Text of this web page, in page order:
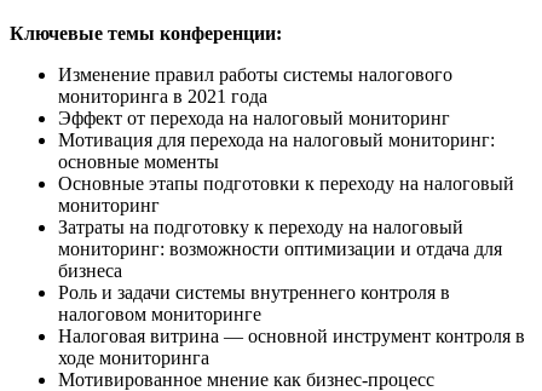
Ключевые темы конференции:
Изменение правил работы системы налогового
мониторинга в 2021 года
Эффект от перехода на налоговый мониторинг
Мотивация для перехода на налоговый мониторинг:
основные моменты
Основные этапы подготовки к переходу на налоговый
мониторинг
Затраты на подготовку к переходу на налоговый
мониторинг: возможности оптимизации и отдача для
бизнеса
Роль и задачи системы внутреннего контроля в
налоговом мониторинге
Налоговая витрина — основной инструмент контроля в
ходе мониторинга
Мотивированное мнение как бизнес-процесс